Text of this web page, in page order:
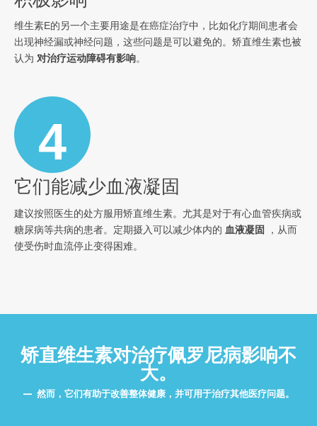
维生素E的另一个主要用途是在癌症治疗中，比如化疗期间患者会
出现神经漏或神经问题，这些问题是可以避免的。矫直维生素也被
认为 对治疗运动障碍有影响。
4
它们能减少血液凝固
建议按照医生的处方服用矫直维生素。尤其是对于有心血管疾病或
糖尿病等共病的患者。定期摄入可以减少体内的 血液凝固
，从而
使受伤时血流停止变得困难。
矫直维生素对治疗佩罗尼病影响不
大。
然而，它们有助于改善整体健康，并可用于治疗其他医疗问题。